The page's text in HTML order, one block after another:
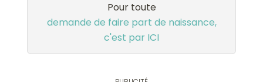
Pour toute
demande de faire part de naissance,
c'est par ICI